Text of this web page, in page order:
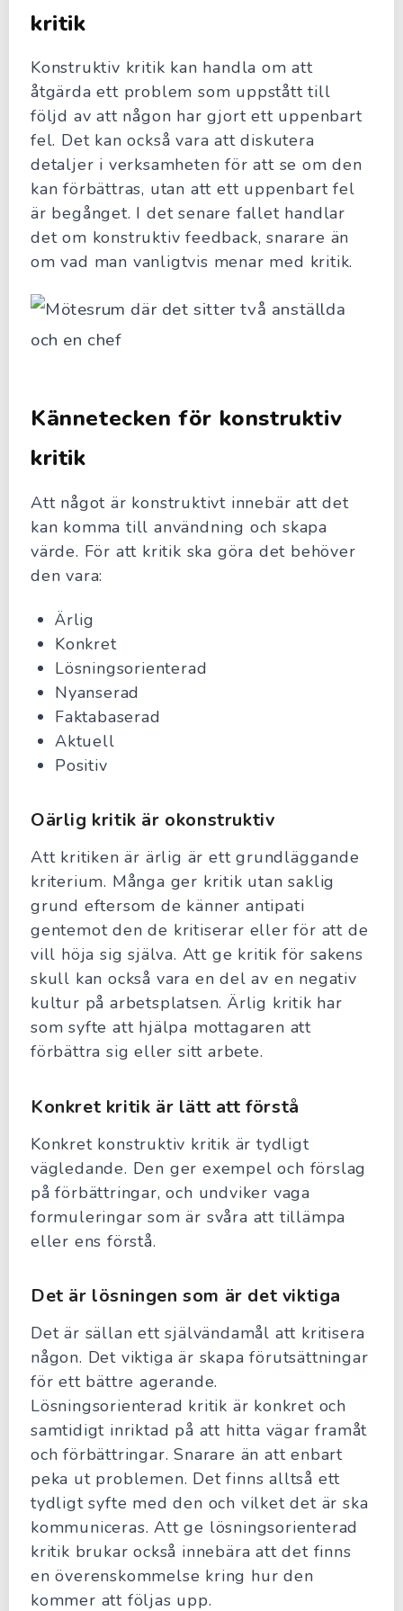
kritik
Konstruktiv kritik kan handla om att
åtgärda ett problem som uppstått till
följd av att någon har gjort ett uppenbart
fel. Det kan också vara att diskutera
detaljer i verksamheten för att se om den
kan förbättras, utan att ett uppenbart fel
är begånget. I det senare fallet handlar
det om konstruktiv feedback, snarare än
om vad man vanligtvis menar med kritik.
Kännetecken för konstruktiv
kritik
Att något är konstruktivt innebär att det
kan komma till användning och skapa
värde. För att kritik ska göra det behöver
den vara:
Ärlig
Konkret
Lösningsorienterad
Nyanserad
Faktabaserad
Aktuell
Positiv
Oärlig kritik är okonstruktiv
Att kritiken är ärlig är ett grundläggande
kriterium. Många ger kritik utan saklig
grund eftersom de känner antipati
gentemot den de kritiserar eller för att de
vill höja sig själva. Att ge kritik för sakens
skull kan också vara en del av en negativ
kultur på arbetsplatsen. Ärlig kritik har
som syfte att hjälpa mottagaren att
förbättra sig eller sitt arbete.
Konkret kritik är lätt att förstå
Konkret konstruktiv kritik är tydligt
vägledande. Den ger exempel och förslag
på förbättringar, och undviker vaga
formuleringar som är svåra att tillämpa
eller ens förstå.
Det är lösningen som är det viktiga
Det är sällan ett självändamål att kritisera
någon. Det viktiga är skapa förutsättningar
för ett bättre agerande.
Lösningsorienterad kritik är konkret och
samtidigt inriktad på att hitta vägar framåt
och förbättringar. Snarare än att enbart
peka ut problemen. Det finns alltså ett
tydligt syfte med den och vilket det är ska
kommuniceras. Att ge lösningsorienterad
kritik brukar också innebära att det finns
en överenskommelse kring hur den
kommer att följas upp.